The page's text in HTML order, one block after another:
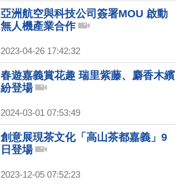
亞洲航空與科技公司簽署MOU 啟動
無人機產業合作
2023-04-26 17:42:32
春遊嘉義賞花趣 瑞里紫藤、麝香木繽
紛登場
2024-03-01 07:53:49
創意展現茶文化「高山茶都嘉義」9
日登場
2023-12-05 07:52:23